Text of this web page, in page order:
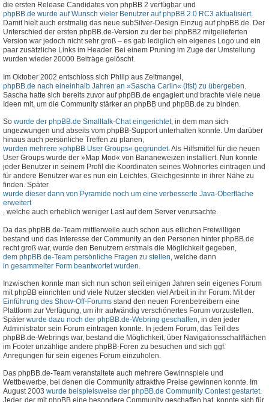
die ersten Release Candidates von phpBB 2 verfügbar und
phpBB.de wurde auf Wunsch vieler Benutzer auf phpBB 2.0 RC3 aktualisiert.
Damit hielt auch erstmalig das neue subSilver-Design Einzug auf phpBB.de. Der
Unterschied der ersten phpBB.de-Version zu der bei phpBB2 mitgelieferten
Version war jedoch nicht sehr groß – es gab lediglich ein eigenes Logo und ein
paar zusätzliche Links im Header. Bei einem Pruning im Zuge der Umstellung
wurden wieder 20000 Beiträge gelöscht.
Im Oktober 2002 entschloss sich Philip aus Zeitmangel,
phpBB.de nach eineinhalb Jahren an »Sascha Carlin« (itst) zu übergeben
Sascha hatte sich bereits zuvor auf phpBB.de engagiert und brachte viele neue
Ideen mit, um die Community stärker an phpBB und phpBB.de zu binden.
So wurde der phpBB.de Smalltalk-Chat eingerichtet, in dem man sich
ungezwungen und abseits vom phpBB-Support unterhalten konnte. Um darüber
hinaus auch persönliche Treffen zu planen,
wurden mehrere »phpBB User Groups« gegründet. Als Hilfsmittel für die neuen
User Groups wurde der »Map Mod« von Bananeweizen installiert. Nun konnte
jeder Benutzer in seinem Profil die Koordinaten seines Wohnortes eintragen und
für andere Benutzer war es nun ein Leichtes, Gleichgesinnte in ihrer Nähe zu
finden. Später
wurde dieser dann von Pyramide noch um eine verbesserte Java-Oberfläche
erweitert
, welche auch erheblich weniger Last auf dem Server verursachte.
Da das phpBB.de-Team mittlerweile auch schon aus etlichen Freiwilligen
bestand und das Interesse der Community an den Personen hinter phpBB.de
recht groß war, wurde den Benutzern erstmals die Möglichkeit gegeben,
dem phpBB.de-Team persönliche Fragen zu stellen , welche dann
in gesammelter Form beantwortet wurden
Inzwischen konnte man sich nun schon seit einigen Jahren sein eigenes Forum
mit phpBB einrichten und viele Nutzer steckten viel Arbeit in ihr Forum. Mit der
Einführung des Show-Off-Forums stand den neuen Forenbetreibern eine
Plattform zur Verfügung, um ihr aufwändig verschönertes Forum vorzustellen.
Später wurde dazu noch der phpBB.de-Webring geschaffen, in den jeder
Administrator sein Forum eintragen konnte. In jedem Forum, das Teil des
phpBB.de-Webrings war, bestand die Möglichkeit, über Navigationsschaltflächen
im Footer unzählige andere phpBB-Foren zu besuchen und sich ggf.
Anregungen für sein eigenes Forum einzuholen.
Das phpBB.de-Team veranstaltete auch mehrere Gewinnspiele und
Wettbewerbe, bei denen die Community attraktive Preise gewinnen konnte. Im
August 2003 wurde beispielsweise der phpBB.de Community Contest gestartet.